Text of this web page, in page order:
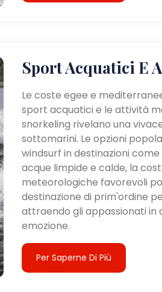
Sport Acquatici E
Le coste egee e
sport acquatici e le attività
snorkeling rivelano una
sottomarini. Le opzioni
windsurf in destinazioni
acque limpide e calde, la
meteorologiche favorevoli
destinazione di prim'ordine
attraendo gli appassionati in
emozione.
Per Saperne Di Più